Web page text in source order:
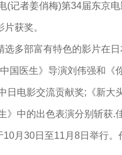
(记者姜俏梅)第34届东京
获奖。
选多部富有特色的影片在
国医生》导演刘伟强和
日电影交流贡献奖;《新
》中的出色表演分别斩获.
月30日至11月8日举行